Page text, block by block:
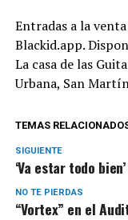
Entradas a la
Blackid.app.
La casa de las
Urbana, San
TEMAS
SIGUIENTE
‘Va estar todo
NO TE PIERDAS
“Vortex” en el